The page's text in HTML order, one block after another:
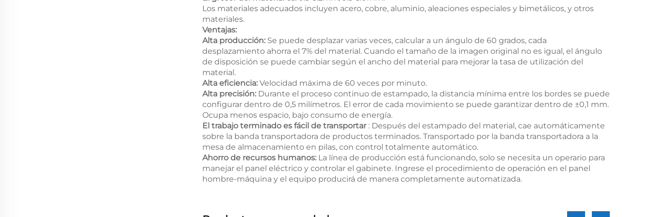
Los materiales adecuados incluyen acero, cobre, aluminio, aleaciones especiales y bimetálicos, y otros
materiales.
Ventajas:
Alta producción: Se puede desplazar varias veces, calcular a un ángulo de 60 grados, cada
desplazamiento ahorra el 7% del material. Cuando el tamaño de la imagen original no es igual, el ángulo
de disposición se puede cambiar según el ancho del material para mejorar la tasa de utilización del
material.
Alta eficiencia: Velocidad máxima de 60 veces por minuto.
Alta precisión: Durante el proceso continuo de estampado, la distancia mínima entre los bordes se puede
configurar dentro de 0,5 milímetros. El error de cada movimiento se puede garantizar dentro de ±0,1 mm.
Ocupa menos espacio, bajo consumo de energía.
El trabajo terminado es fácil de transportar : Después del estampado del material, cae automáticamente
sobre la banda transportadora de productos terminados. Transportado por la banda transportadora a la
mesa de almacenamiento en pilas, con control totalmente automático.
Ahorro de recursos humanos: La línea de producción está funcionando, solo se necesita un operario para
manejar el panel eléctrico y controlar el gabinete. Ingrese el procedimiento de operación en el panel
hombre-máquina y el equipo producirá de manera completamente automatizada.